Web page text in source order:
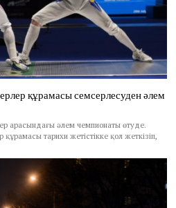
құрамасы семсерлесуден әлем
арасындағы әлем чемпионаты өтуде.
тарихи жетістікке қол жеткізіп,